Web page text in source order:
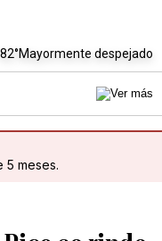
82°Mayormente despejado
5 meses.